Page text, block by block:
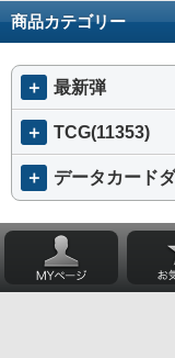
商品カテゴリー
＋ 最新弾
＋ TCG(11353)
＋ データカード